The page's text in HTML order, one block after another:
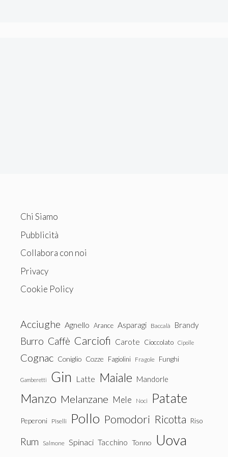
Chi Siamo
Pubblicità
Collabora con noi
Privacy
Cookie Policy
Acciughe Agnello Arance Asparagi Baccalà Brandy
Burro Caffè Carciofi Carote Cioccolato Cipolle
Cognac Coniglio Cozze Fagiolini Fragole Funghi
Gamberetti Gin Latte Maiale Mandorle
Manzo Melanzane Mele Noci Patate
Peperoni Piselli Pollo Pomodori Ricotta Riso
Rum Salmone Spinaci Tacchino Tonno Uova